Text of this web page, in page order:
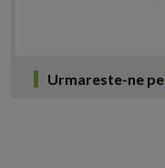
Urmareste-ne pe